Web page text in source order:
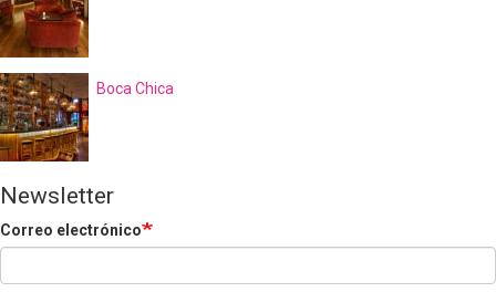
Boca Chica
Newsletter
Correo electrónico